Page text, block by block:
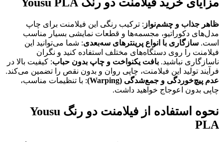
مزایای خرید فیلامنت دو رنگ Yousu PLA
ظاهر جذاب و چشم‌نواز : ترکیب رنگی این فیلامنت برای چاپ
مدل‌های دکوراتیو، مجسمه‌ها و قطعات نمایشی بسیار مناسب
است. سازگاری با انواع پرینترهای سه‌بعدی: شما می‌توانید این
فیلامنت را روی دستگاه‌های مختلف استفاده کنید و نگران
ناسازگاری نباشید. بافت یکنواخت و چاپ بدون حباب: کیفیت بالا در
فرآیند تولید این فیلامنت، چاپی روان و بدون نقص را تضمین می‌کند.
عدم پیچ‌خوردگی و جمع‌شدگی (Warping)
: با تنظیمات مناسب،
چاپی بدون اعوجاج خواهید داشت.
نحوه استفاده از فیلامنت دو رنگ Yousu
PLA